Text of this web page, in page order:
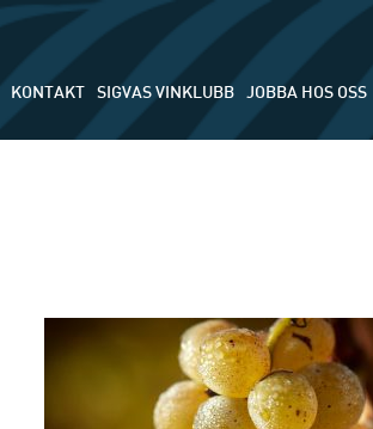
KONTAKT SIGVAS VINKLUBB JOBBA HOS OSS